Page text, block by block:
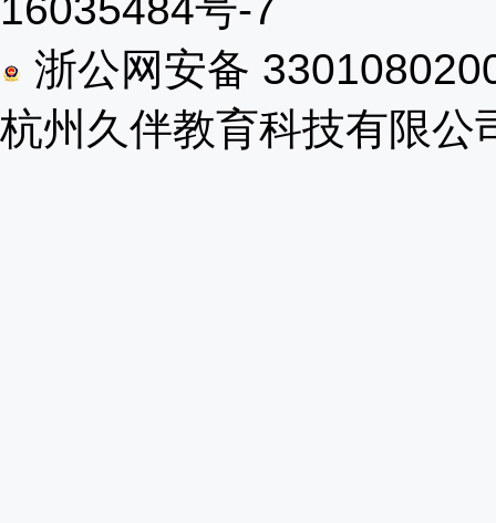
浙公网安备
杭州久伴教育科技有限公